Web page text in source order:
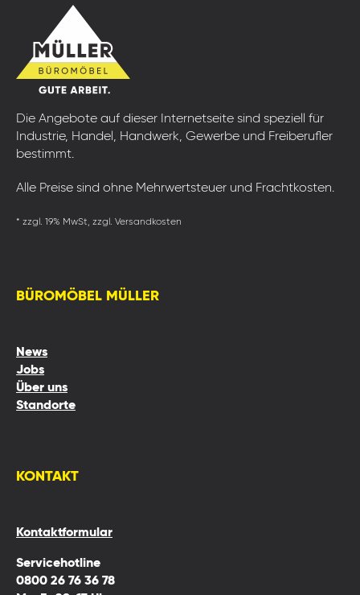
Die Angebote auf dieser Internetseite sind speziell für
Industrie, Handel, Handwerk, Gewerbe und Freiberufler
bestimmt.
Alle Preise sind ohne Mehrwertsteuer und Frachtkosten.
* zzgl. 19% MwSt, zzgl. Versandkosten
BÜROMÖBEL MÜLLER
News
Jobs
Über uns
Standorte
KONTAKT
Kontaktformular
Servicehotline
0800 26 76 36 78